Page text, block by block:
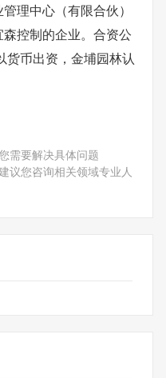
理中心（有限合伙）
控制的企业。合资公
货币出资，金埔园林认
需要解决具体问题
议您咨询相关领域专业人